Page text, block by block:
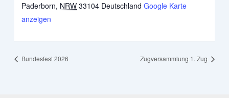
Paderborn, NRW 33104 Deutschland Google Karte
anzeigen
Bundesfest 2026 Zugversammlung 1. Zug